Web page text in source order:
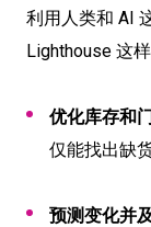
利用人类和 AI
Lighthouse 这
优化库存和
仅能找出缺
预测变化并